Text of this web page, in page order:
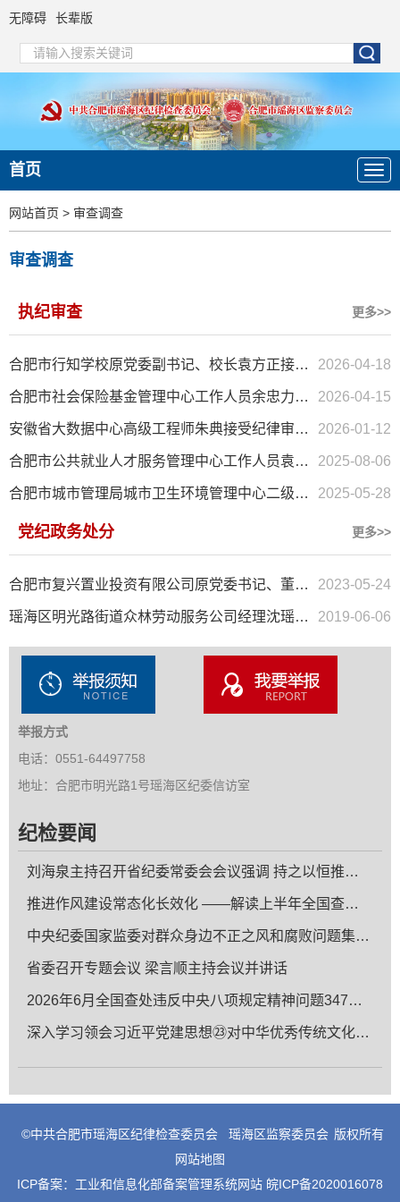
无障碍 长辈版
首页
网站首页 > 审查调查
审查调查
执纪审查 更多>>
2026-04-18
合肥市行知学校原党委副书记、校长袁方正接受纪律审查和监察调查
2026-04-15
合肥市社会保险基金管理中心工作人员余忠力接受纪律审查和监察...
2026-01-12
安徽省大数据中心高级工程师朱典接受纪律审查和监察调查
2025-08-06
合肥市公共就业人才服务管理中心工作人员袁毅接受纪律审查和监...
2025-05-28
合肥市城市管理局城市卫生环境管理中心二级主任科员付汪杰接受...
党纪政务处分 更多>>
2023-05-24
合肥市复兴置业投资有限公司原党委书记、董事长单家彬被开除党...
2019-06-06
瑶海区明光路街道众林劳动服务公司经理沈瑶严重违纪违法被开除...
举报方式
电话：0551-64497758
地址：合肥市明光路1号瑶海区纪委信访室
纪检要闻
刘海泉主持召开省纪委常委会会议强调 持之以恒推进全面从严治党 为“十五五”顺利开局起步提供坚强保障
推进作风建设常态化长效化 ——解读上半年全国查处的违反中央八项规定精神问题数据
中央纪委国家监委对群众身边不正之风和腐败问题集中整治工作再调度
省委召开专题会议 梁言顺主持会议并讲话
2026年6月全国查处违反中央八项规定精神问题34700起
深入学习领会习近平党建思想㉓对中华优秀传统文化的传承和转化
©中共合肥市瑶海区纪律检查委员会 瑶海区监察委员会 版权所有
网站地图
ICP备案： 工业和信息化部备案管理系统网站 皖ICP备2020016078